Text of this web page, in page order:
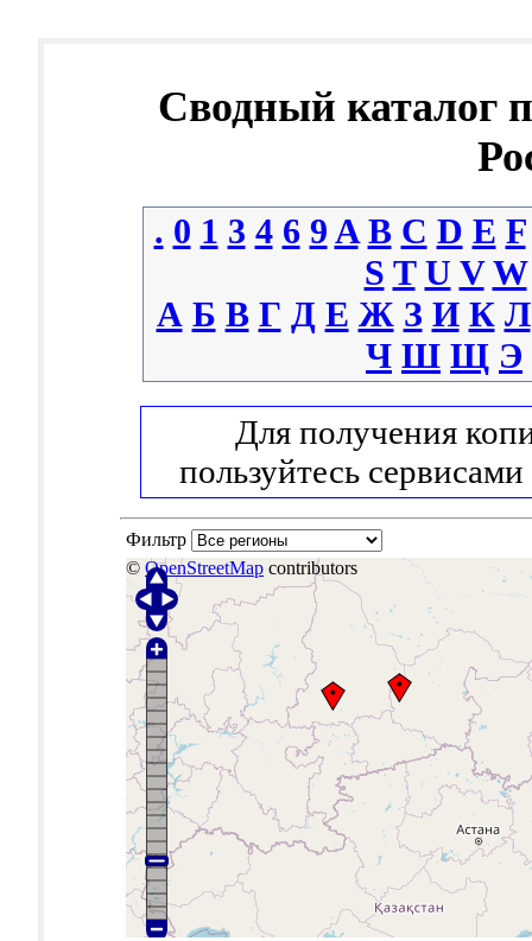
Сводный каталог
. 0 1 3 4 6 9 A B C D E F
S T U V W
А Б В Г Д Е Ж З И К Л
Ч Ш Щ Э
Для получения
пользуйтесь сервисами
Фильтр
© OpenStreetMap contributors